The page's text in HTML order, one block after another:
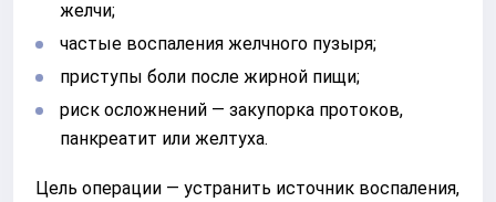
желчи;
частые воспаления желчного пузыря;
приступы боли после жирной пищи;
риск осложнений — закупорка протоков,
панкреатит или желтуха.
Цель операции — устранить источник воспаления,